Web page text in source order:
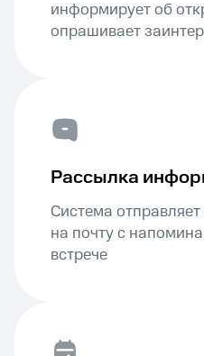
информирует об
опрашивает
Рассылка
Система
на почту с
встрече